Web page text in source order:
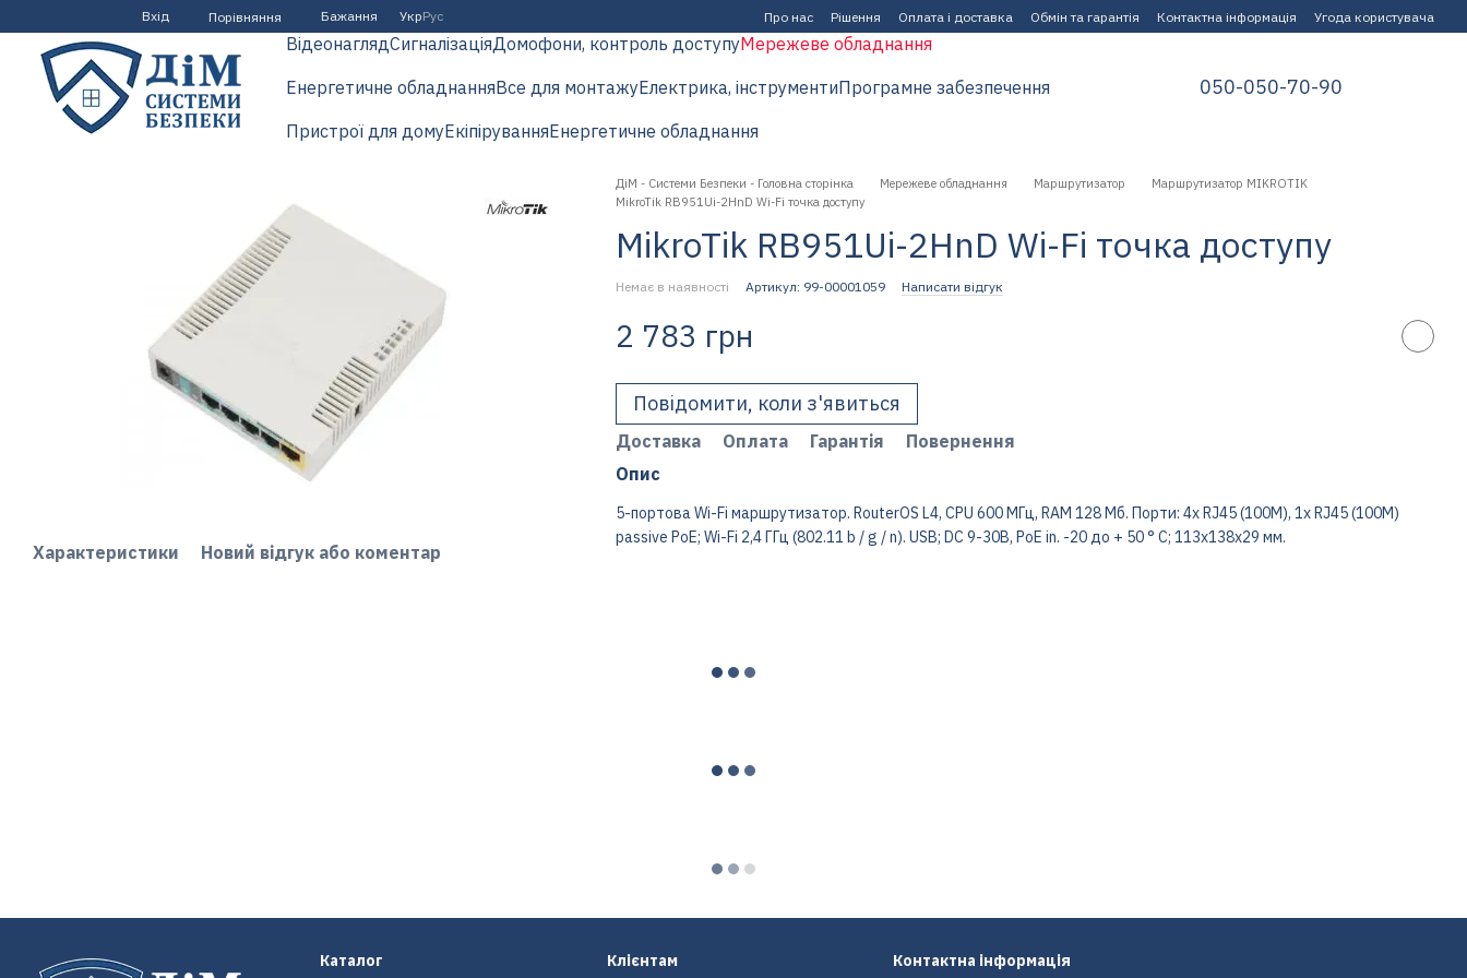
Перейти до основного контенту
Вхід Порівняння Бажання УкрРус Про нас Рішення Оплата і доставка Обмін та гарантія Контактна інформація Угода користувача
ВідеонаглядСигналізаціяДомофони, контроль доступуМережеве обладнання
Енергетичне обладнанняВсе для монтажуЕлектрика, інструментиПрограмне забезпечення
Пристрої для домуЕкіпіруванняЕнергетичне обладнання
050-050-70-90
Характеристики Новий відгук або коментар
ДіМ - Системи Безпеки - Головна сторінка Мережеве обладнання Маршрутизатор
Маршрутизатор MIKROTIK
MikroTik RB951Ui-2HnD Wi-Fi точка доступу
MikroTik RB951Ui-2HnD Wi-Fi точка доступу
Немає в наявності Артикул: 99-00001059 Написати відгук
2 783 грн
Повідомити, коли з'явиться
Доставка Оплата Гарантія
Повернення
Опис
5-портова Wi-Fi маршрутизатор. RouterOS L4, CPU 600 МГц, RAM 128 Мб. Порти: 4x RJ45 (100M), 1x RJ45 (100M)
passive PoE; Wi-Fi 2,4 ГГц (802.11 b / g / n). USB; DC 9-30В, PoE in. -20 до + 50 ° C; 113х138х29 мм.
Каталог Клієнтам Контактна інформація